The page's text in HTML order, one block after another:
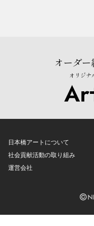
オーダー
オリジナ
日本橋アートについて
社会貢献活動の取り組み
運営会社